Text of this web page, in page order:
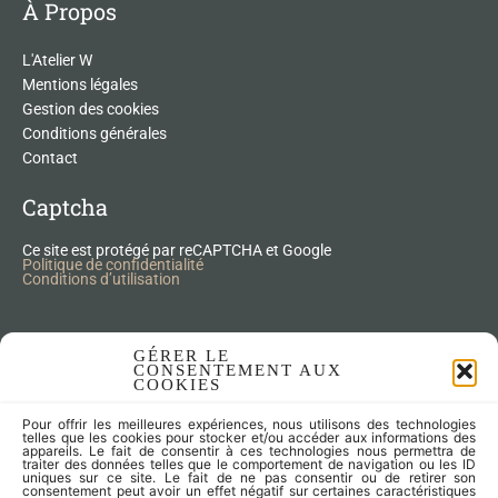
GÉRER LE
CONSENTEMENT AUX
COOKIES
Pour offrir les meilleures expériences, nous utilisons des technologies
telles que les cookies pour stocker et/ou accéder aux informations des
appareils. Le fait de consentir à ces technologies nous permettra de
traiter des données telles que le comportement de navigation ou les ID
uniques sur ce site. Le fait de ne pas consentir ou de retirer son
consentement peut avoir un effet négatif sur certaines caractéristiques
À Propos
L'Atelier W
Mentions légales
Gestion des cookies
Conditions générales
Contact
Captcha
Ce site est protégé par reCAPTCHA et Google
Politique de confidentialité
Conditions d’utilisation
Nos Produits Upcycling
Articles zéro déchet
Fleurs séchées
Lampes